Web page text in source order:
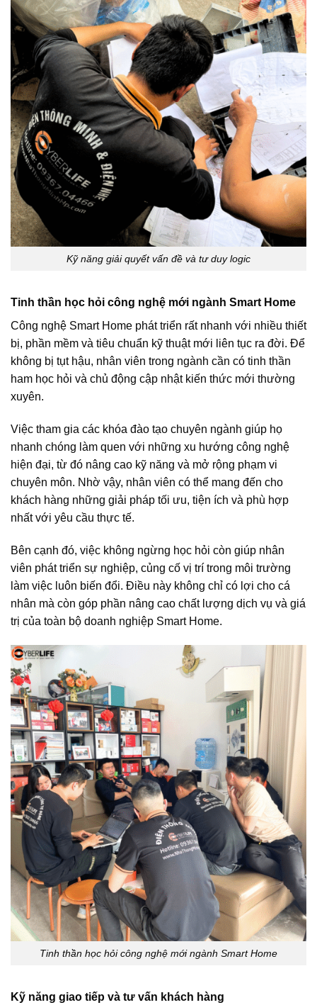
Kỹ năng giải quyết vấn đề và tư duy logic
Tinh thần học hỏi công nghệ mới ngành Smart Home
Công nghệ Smart Home phát triển rất nhanh với nhiều thiết
bị, phần mềm và tiêu chuẩn kỹ thuật mới liên tục ra đời. Để
không bị tụt hậu, nhân viên trong ngành cần có tinh thần
ham học hỏi và chủ động cập nhật kiến thức mới thường
xuyên.
Việc tham gia các khóa đào tạo chuyên ngành giúp họ
nhanh chóng làm quen với những xu hướng công nghệ
hiện đại, từ đó nâng cao kỹ năng và mở rộng phạm vi
chuyên môn. Nhờ vậy, nhân viên có thể mang đến cho
khách hàng những giải pháp tối ưu, tiện ích và phù hợp
nhất với yêu cầu thực tế.
Bên cạnh đó, việc không ngừng học hỏi còn giúp nhân
viên phát triển sự nghiệp, củng cố vị trí trong môi trường
làm việc luôn biến đổi. Điều này không chỉ có lợi cho cá
nhân mà còn góp phần nâng cao chất lượng dịch vụ và giá
trị của toàn bộ doanh nghiệp Smart Home.
Tinh thần học hỏi công nghệ mới ngành Smart Home
Kỹ năng giao tiếp và tư vấn khách hàng